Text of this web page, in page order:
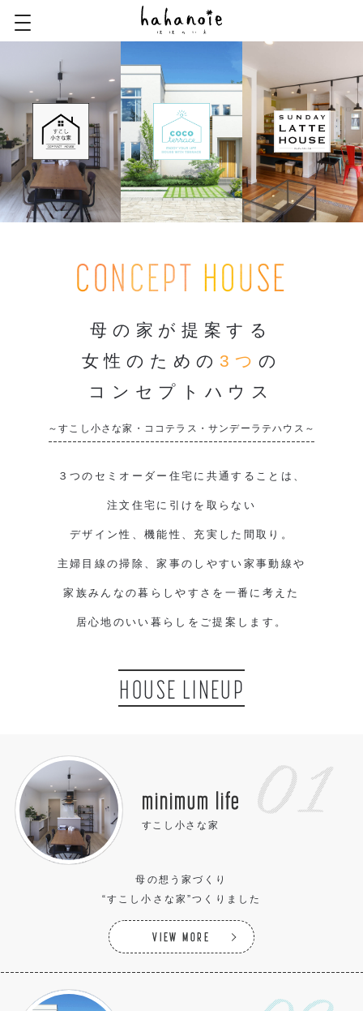
CONCEPT HOUSE
母の家が提案する
女性のための 3つ の
コンセプトハウス
～すこし小さな家・ココテラス・サンデーラテハウス～
３つのセミオーダー住宅に共通することは、
注文住宅に引けを取らない
デザイン性、機能性、充実した間取り。
主婦目線の掃除、家事のしやすい家事動線や
家族みんなの暮らしやすさを一番に考えた
居心地のいい暮らしをご提案します。
HOUSE LINEUP
minimum life
すこし小さな家
母の想う家づくり
“すこし小さな家”つくりました
VIEW MORE